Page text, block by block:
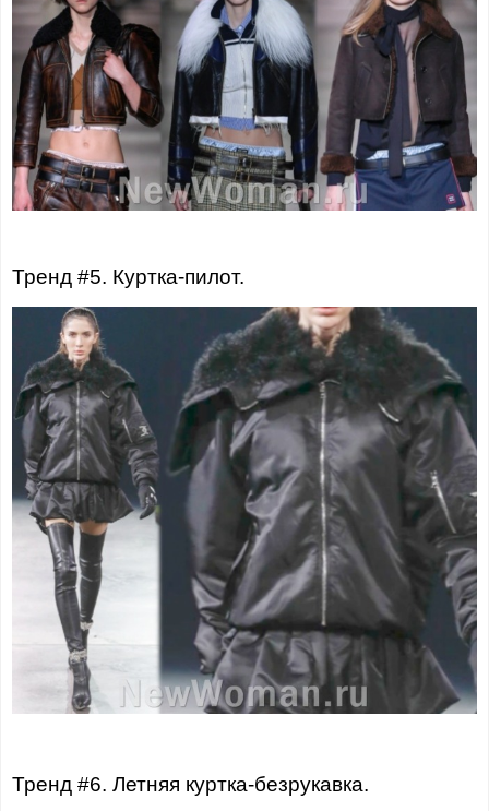
Тренд #5. Куртка-пилот.
Тренд #6. Летняя куртка-безрукавка.